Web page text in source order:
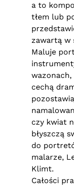
a to
tłem lub
zawartą w
Maluje
cechą
czy kwiat
błyszczą
do
malarze,
Klimt.
Całości